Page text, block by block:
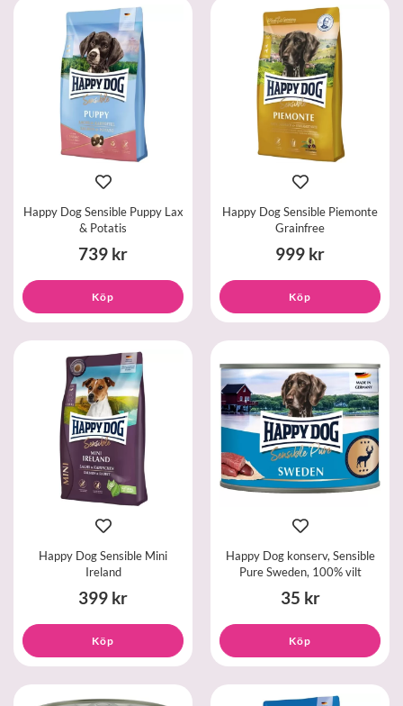
Happy Dog Sensible Puppy Lax
& Potatis
739 kr
Köp
Happy Dog Sensible Piemonte
Grainfree
999 kr
Köp
Happy Dog Sensible Mini
Ireland
399 kr
Köp
Happy Dog konserv, Sensible
Pure Sweden, 100% vilt
35 kr
Köp